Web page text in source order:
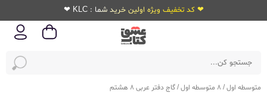
❤ کد تخفیف ویژه اولین خرید شما : KLC ❤
متوسطه اول/8 متوسطه اول /گاج دفتر عربی 8 هشتم